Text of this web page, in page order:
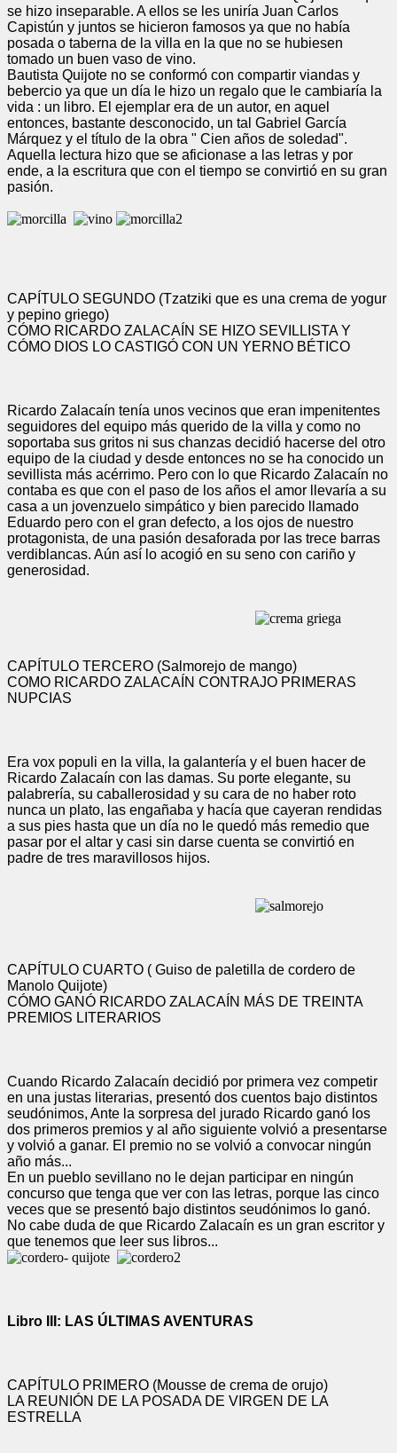
se hizo inseparable. A ellos se les uniría Juan Carlos
Capistún y juntos se hicieron famosos ya que no había
posada o taberna de la villa en la que no se hubiesen
tomado un buen vaso de vino.
Bautista Quijote no se conformó con compartir viandas y
bebercio ya que un día le hizo un regalo que le cambiaría la
vida : un libro. El ejemplar era de un autor, en aquel
entonces, bastante desconocido, un tal Gabriel García
Márquez y el título de la obra " Cien años de soledad".
Aquella lectura hizo que se aficionase a las letras y por
ende, a la escritura que con el tiempo se convirtió en su gran
pasión.
CAPÍTULO SEGUNDO (Tzatziki que es una crema de yogur
y pepino griego)
CÓMO RICARDO ZALACAÍN SE HIZO SEVILLISTA Y
CÓMO DIOS LO CASTIGÓ CON UN YERNO BÉTICO
Ricardo Zalacaín tenía unos vecinos que eran impenitentes
seguidores del equipo más querido de la villa y como no
soportaba sus gritos ni sus chanzas decidió hacerse del otro
equipo de la ciudad y desde entonces no se ha conocido un
sevillista más acérrimo. Pero con lo que Ricardo Zalacaín no
contaba es que con el paso de los años el amor llevaría a su
casa a un jovenzuelo simpático y bien parecido llamado
Eduardo pero con el gran defecto, a los ojos de nuestro
protagonista, de una pasión desaforada por las trece barras
verdiblancas. Aún así lo acogió en su seno con cariño y
generosidad.
CAPÍTULO TERCERO (Salmorejo de mango)
COMO RICARDO ZALACAÍN CONTRAJO PRIMERAS
NUPCIAS
Era vox populi en la villa, la galantería y el buen hacer de
Ricardo Zalacaín con las damas. Su porte elegante, su
palabrería, su caballerosidad y su cara de no haber roto
nunca un plato, las engañaba y hacía que cayeran rendidas
a sus pies hasta que un día no le quedó más remedio que
pasar por el altar y casi sin darse cuenta se convirtió en
padre de tres maravillosos hijos.
CAPÍTULO CUARTO ( Guiso de paletilla de cordero de
Manolo Quijote)
CÓMO GANÓ RICARDO ZALACAÍN MÁS DE TREINTA
PREMIOS LITERARIOS
Cuando Ricardo Zalacaín decidió por primera vez competir
en una justas literarias, presentó dos cuentos bajo distintos
seudónimos, Ante la sorpresa del jurado Ricardo ganó los
dos primeros premios y al año siguiente volvió a presentarse
y volvió a ganar. El premio no se volvió a convocar ningún
año más...
En un pueblo sevillano no le dejan participar en ningún
concurso que tenga que ver con las letras, porque las cinco
veces que se presentó bajo distintos seudónimos lo ganó.
No cabe duda de que Ricardo Zalacaín es un gran escritor y
que tenemos que leer sus libros...
Libro III: LAS ÚLTIMAS AVENTURAS
CAPÍTULO PRIMERO (Mousse de crema de orujo)
LA REUNIÓN DE LA POSADA DE VIRGEN DE LA
ESTRELLA